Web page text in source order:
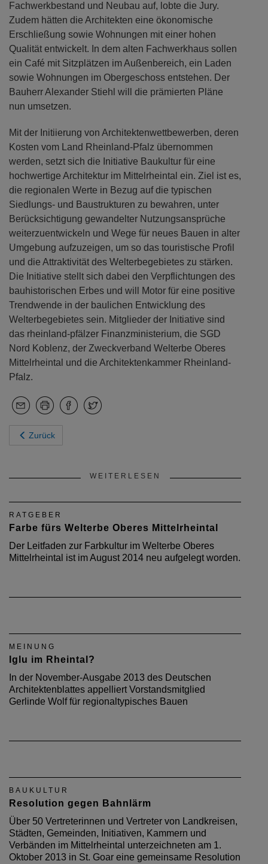
Fachwerkbestand und Neubau auf, lobte die Jury.
Zudem hätten die Architekten eine ökonomische
Erschließung sowie Wohnungen mit einer hohen
Qualität entwickelt. In dem alten Fachwerkhaus sollen
ein Café mit Sitzplätzen im Außenbereich, ein Laden
sowie Wohnungen im Obergeschoss entstehen. Der
Bauherr Alexander Stiehl will die prämierten Pläne
nun umsetzen.
Mit der Initiierung von Architektenwettbewerben, deren
Kosten vom Land Rheinland-Pfalz übernommen
werden, setzt sich die Initiative Baukultur für eine
hochwertige Architektur im Mittelrheintal ein. Ziel ist es,
die regionalen Werte in Bezug auf die typischen
Siedlungs- und Baustrukturen zu bewahren, unter
Berücksichtigung gewandelter Nutzungsansprüche
weiterzuentwickeln und Wege für neues Bauen in alter
Umgebung aufzuzeigen, um so das touristische Profil
und die Attraktivität des Welterbegebietes zu stärken.
Die Initiative stellt sich dabei den Verpflichtungen des
bauhistorischen Erbes und will Motor für eine positive
Trendwende in der baulichen Entwicklung des
Welterbegebietes sein. Mitglieder der Initiative sind
das rheinland-pfälzer Finanzministerium, die SGD
Nord Koblenz, der Zweckverband Welterbe Oberes
Mittelrheintal und die Architektenkammer Rheinland-
Pfalz.
Zurück
WEITERLESEN
RATGEBER
Farbe fürs Welterbe Oberes Mittelrheintal
Der Leitfaden zur Farbkultur im Welterbe Oberes
Mittelrheintal ist im August 2014 neu aufgelegt worden.
MEINUNG
Iglu im Rheintal?
In der November-Ausgabe 2013 des Deutschen
Architektenblattes appelliert Vorstandsmitglied
Gerlinde Wolf für regionaltypisches Bauen
BAUKULTUR
Resolution gegen Bahnlärm
Über 50 Vertreterinnen und Vertreter von Landkreisen,
Städten, Gemeinden, Initiativen, Kammern und
Verbänden im Mittelrheintal unterzeichneten am 1.
Oktober 2013 in St. Goar eine gemein­same Resolution